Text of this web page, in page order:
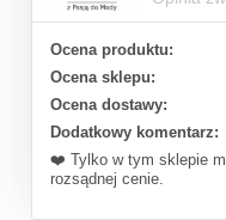
Ocena produktu:
Ocena sklepu:
Ocena dostawy:
Dodatkowy komentarz:
❤️ Tylko w tym sklepie
rozsądnej cenie.